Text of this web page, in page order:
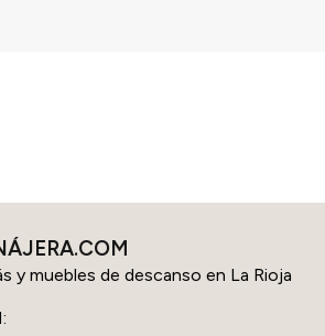
y muebles de descanso en La Rioja